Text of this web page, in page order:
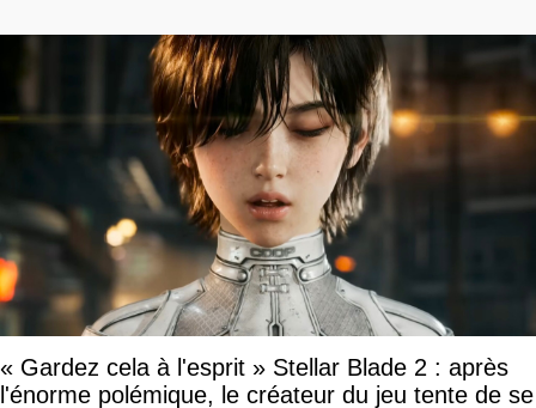
« Gardez cela à l'esprit » Stellar Blade 2 : après
l'énorme polémique, le créateur du jeu tente de se